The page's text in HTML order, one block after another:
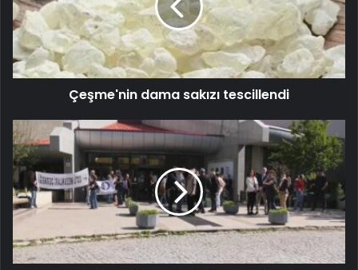
Çeşme'nin dama sakızı tescillendi